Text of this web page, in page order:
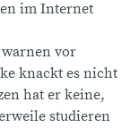
im Internet
vor
knackt es nicht
hat er keine,
studieren